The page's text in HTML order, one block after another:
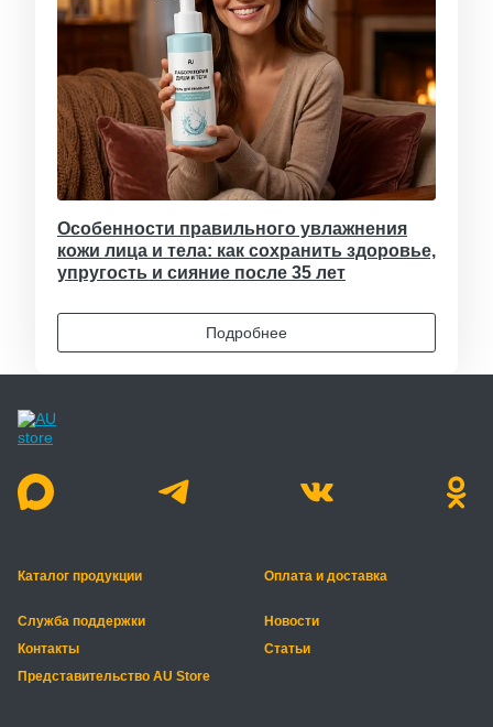
Особенности правильного увлажнения
кожи лица и тела: как сохранить здоровье,
упругость и сияние после 35 лет
Подробнее
Каталог продукции Оплата и доставка
Служба поддержки
Новости
Контакты
Статьи
Представительство AU Store